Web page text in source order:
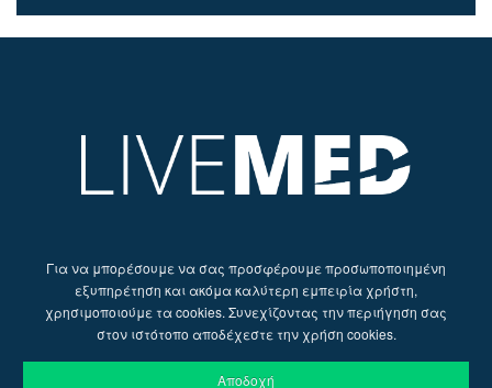
Για να μπορέσουμε να σας προσφέρουμε προσωποποιημένη
εξυπηρέτηση και ακόμα καλύτερη εμπειρία χρήστη,
χρησιμοποιούμε τα cookies. Συνεχίζοντας την περιήγηση σας
στον ιστότοπο αποδέχεστε την χρήση cookies.
Αποδοχή